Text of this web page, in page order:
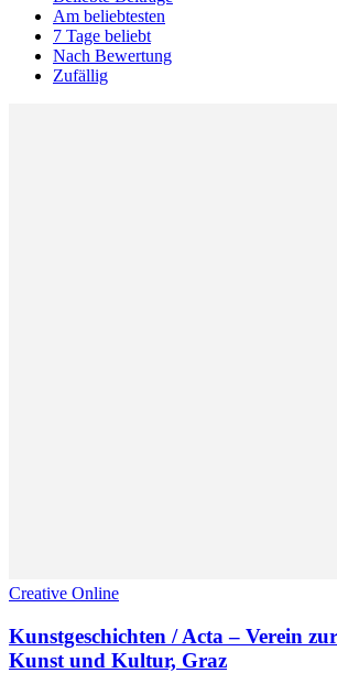
Am beliebtesten
7 Tage beliebt
Nach Bewertung
Zufällig
Creative Online
Kunstgeschichten / Acta – Verein
Kunst und Kultur, Graz